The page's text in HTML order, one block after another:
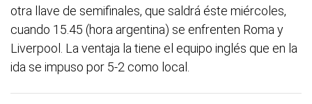
otra llave de semifinales, que saldrá éste miércoles,
cuando 15.45 (hora argentina) se enfrenten Roma y
Liverpool. La ventaja la tiene el equipo inglés que en la
ida se impuso por 5-2 como local.